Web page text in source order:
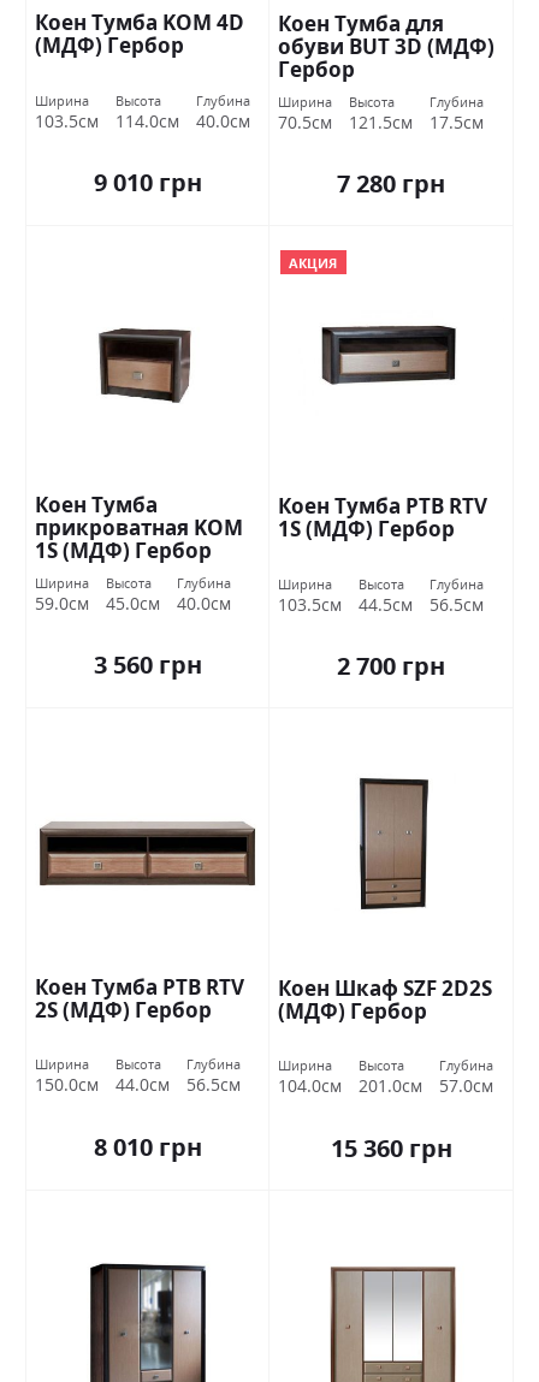
Коен Тумба KOM 4D
(МДФ) Гербор
Ширина
103.5см
Высота
114.0см
Глубина
40.0см
9 010 грн
Коен Тумба для
обуви BUT 3D (МДФ)
Гербор
Ширина
70.5см
Высота
121.5см
Глубина
17.5см
7 280 грн
Коен Тумба
прикроватная KOM
1S (МДФ) Гербор
Ширина
59.0см
Высота
45.0см
Глубина
40.0см
3 560 грн
АКЦИЯ
Коен Тумба РТВ RTV
1S (МДФ) Гербор
Ширина
103.5см
Высота
44.5см
Глубина
56.5см
2 700 грн
Коен Тумба РТВ RTV
2S (МДФ) Гербор
Ширина
150.0см
Высота
44.0см
Глубина
56.5см
8 010 грн
Коен Шкаф SZF 2D2S
(МДФ) Гербор
Ширина
104.0см
Высота
201.0см
Глубина
57.0см
15 360 грн